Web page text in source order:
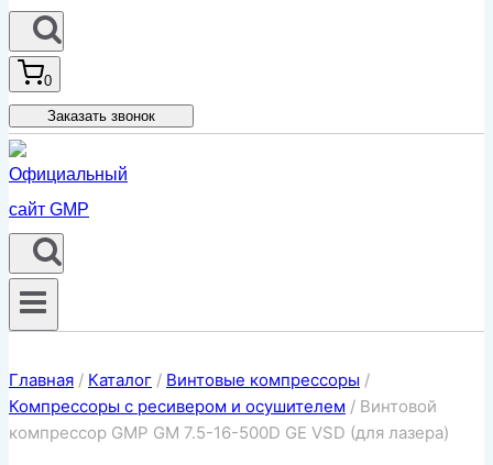
0
Заказать звонок
Главная / Каталог / Винтовые компрессоры /
Компрессоры с ресивером и осушителем / Винтовой
компрессор GMP GM 7.5-16-500D GE VSD (для лазера)